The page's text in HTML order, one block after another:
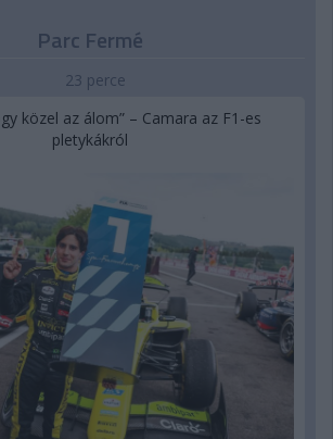
Parc Fermé
23 perce
közel az álom” – Camara az F1-es
pletykákról